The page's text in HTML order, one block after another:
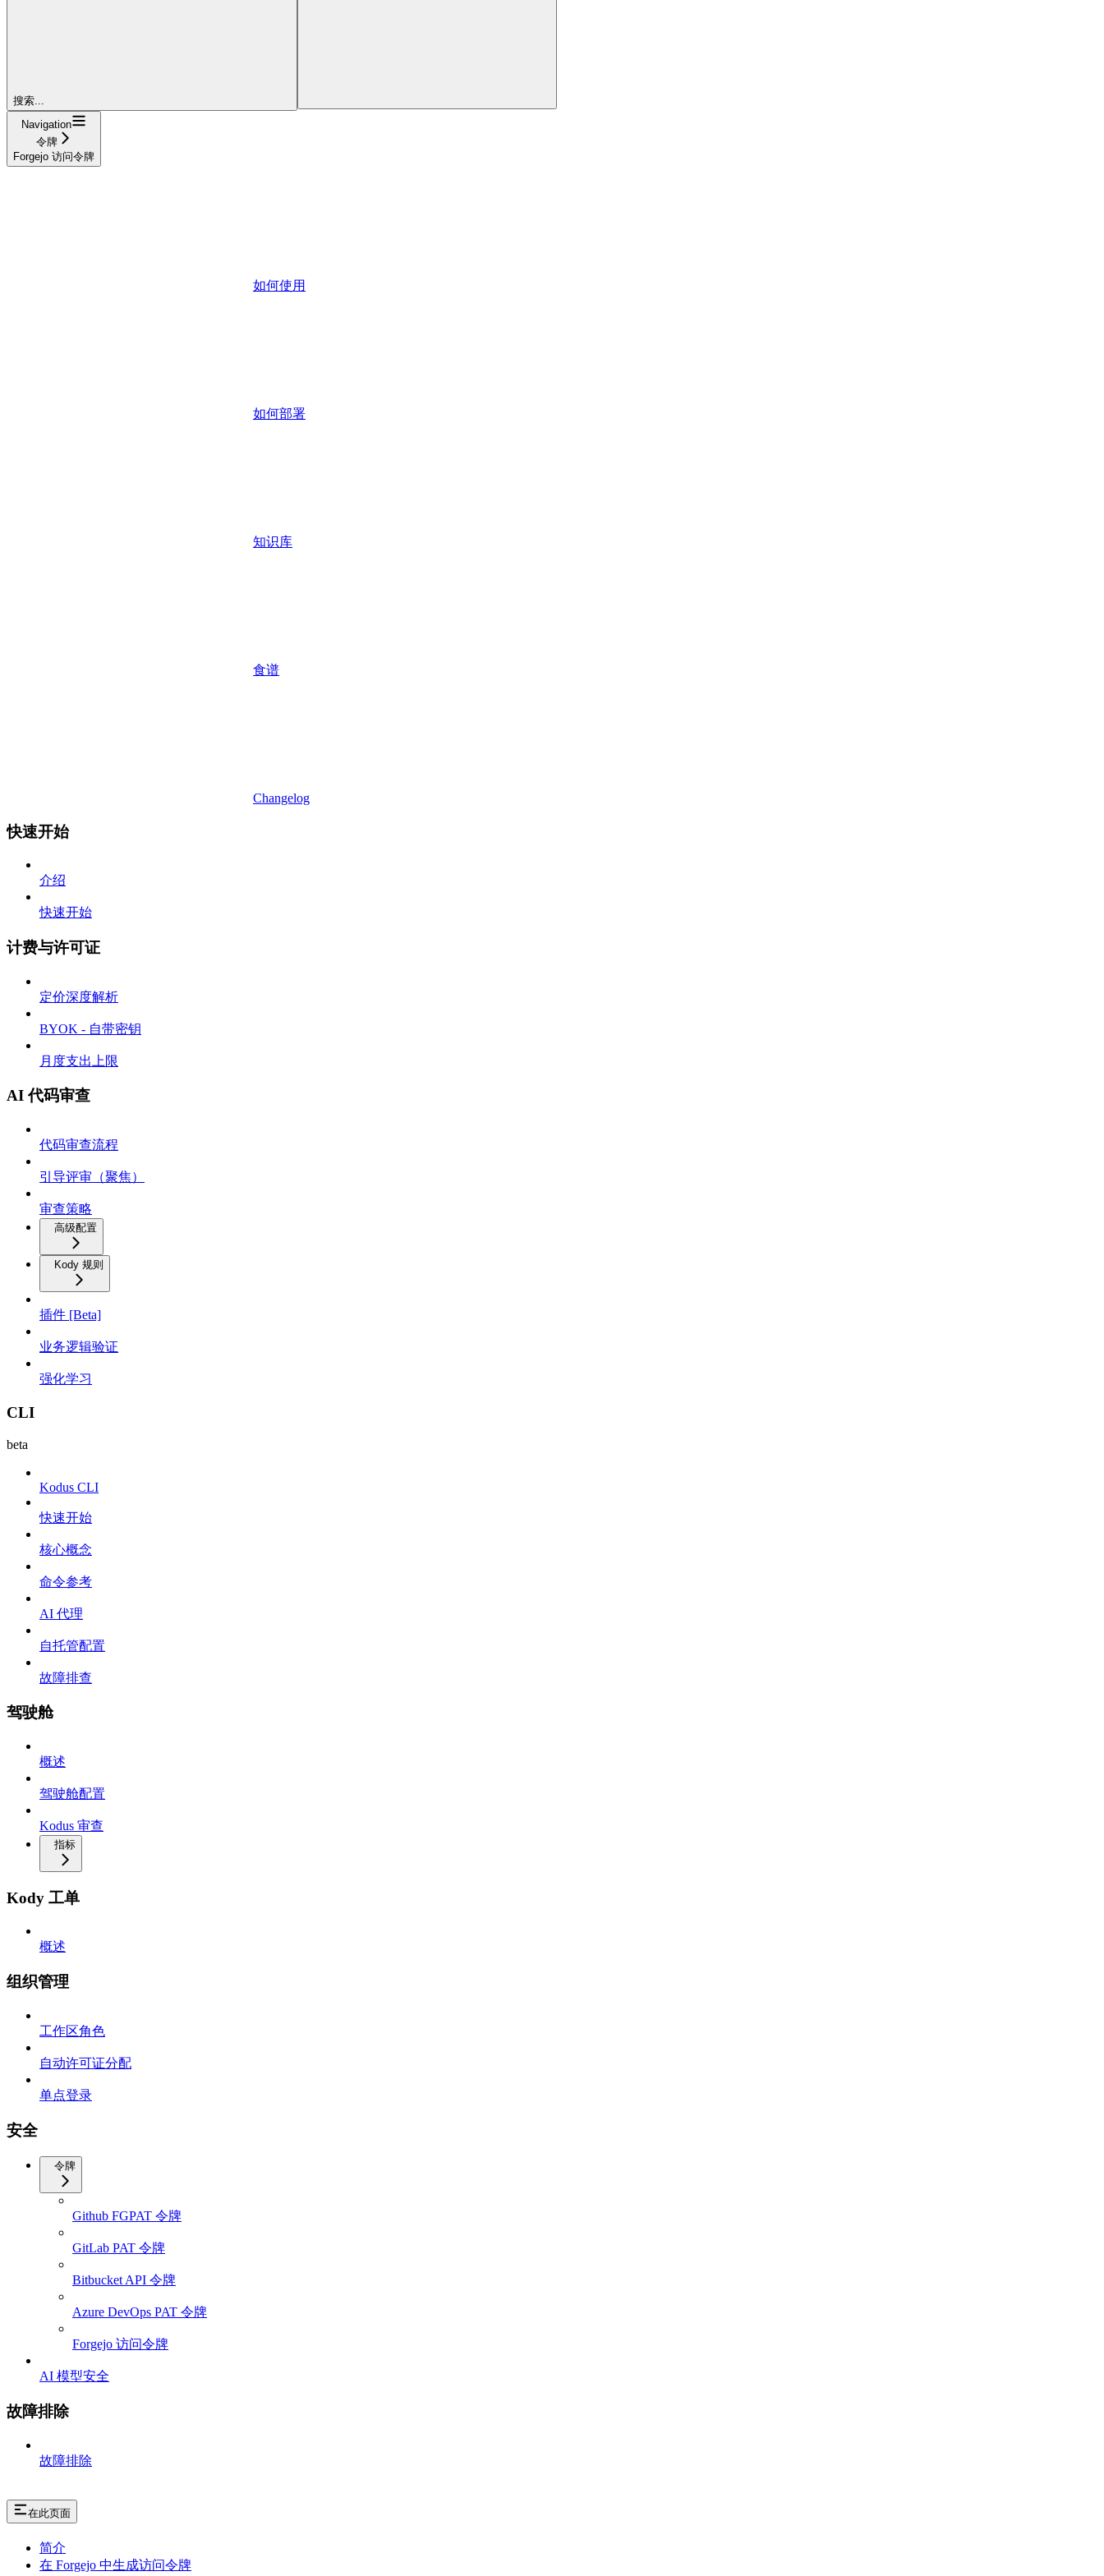
搜索...
Navigation
令牌
Forgejo 访问令牌
如何使用
如何部署
知识库
食谱
Changelog
快速开始
介绍
快速开始
计费与许可证
定价深度解析
BYOK - 自带密钥
月度支出上限
AI 代码审查
代码审查流程
引导评审（聚焦）
审查策略
高级配置
Kody 规则
插件 [Beta]
业务逻辑验证
强化学习
CLI
beta
Kodus CLI
快速开始
核心概念
命令参考
AI 代理
自托管配置
故障排查
驾驶舱
概述
驾驶舱配置
Kodus 审查
指标
Kody 工单
概述
组织管理
工作区角色
自动许可证分配
单点登录
安全
令牌
Github FGPAT 令牌
GitLab PAT 令牌
Bitbucket API 令牌
Azure DevOps PAT 令牌
Forgejo 访问令牌
AI 模型安全
故障排除
故障排除
在此页面
简介
在 Forgejo 中生成访问令牌